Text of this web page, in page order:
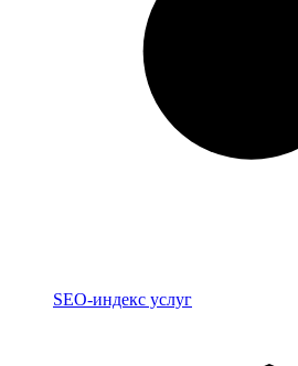
Индекс
SEO-индекс услуг